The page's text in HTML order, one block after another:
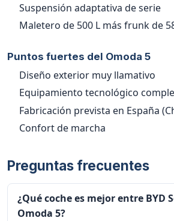
Suspensión adaptativa de serie
Maletero de 500 L más frunk de
Puntos fuertes del Omoda 5
Diseño exterior muy llamativo
Equipamiento tecnológico
Fabricación prevista en España
Confort de marcha
Preguntas frecuentes
¿Qué coche es mejor entre BYD
Omoda 5?